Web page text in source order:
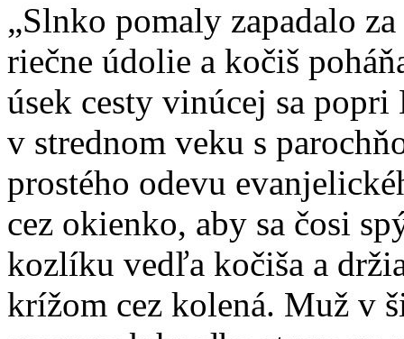
„Slnko pomaly zapadalo
riečne údolie a kočiš
úsek cesty vinúcej sa
v strednom veku s
prostého odevu
cez okienko, aby sa čosi
kozlíku vedľa kočiša a
krížom cez kolená. Muž v